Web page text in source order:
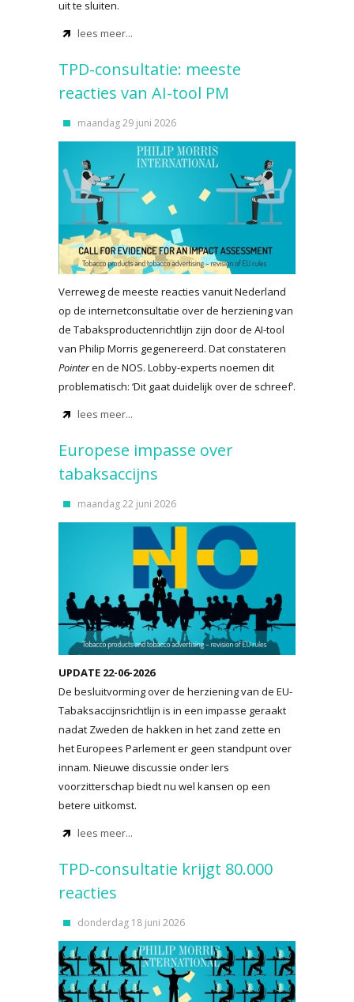
uit te sluiten.
lees meer...
TPD-consultatie: meeste
reacties van AI-tool PM
maandag 29 juni 2026
Verreweg de meeste reacties vanuit Nederland
op de internetconsultatie over de herziening van
de Tabaksproductenrichtlijn zijn door de AI-tool
van Philip Morris gegenereerd. Dat constateren
Pointeren de NOS. Lobby-experts noemen dit
problematisch: ‘Dit gaat duidelijk over de schreef’.
lees meer...
Europese impasse over
tabaksaccijns
maandag 22 juni 2026
UPDATE 22-06-2026
De besluitvorming over de herziening van de EU-
Tabaksaccijnsrichtlijn is in een impasse geraakt
nadat Zweden de hakken in het zand zette en
het Europees Parlement er geen standpunt over
innam. Nieuwe discussie onder Iers
voorzitterschap biedt nu wel kansen op een
betere uitkomst.
lees meer...
TPD-consultatie krijgt 80.000
reacties
donderdag 18 juni 2026